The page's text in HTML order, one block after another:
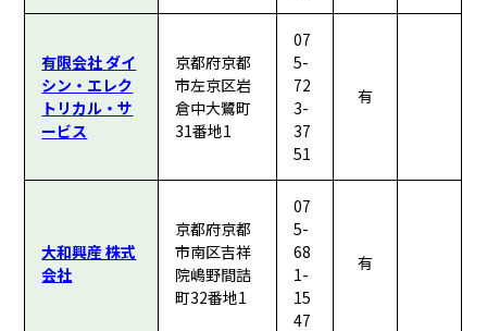
有限会社 ダイ
シン・エレク
トリカル・サ
ービス
京都府京都
市左京区岩
倉中大鷺町
31番地1
07
5-
72
3-
37
51
有
大和興産 株式
会社
京都府京都
市南区吉祥
院嶋野間詰
町32番地1
07
5-
68
1-
15
47
有